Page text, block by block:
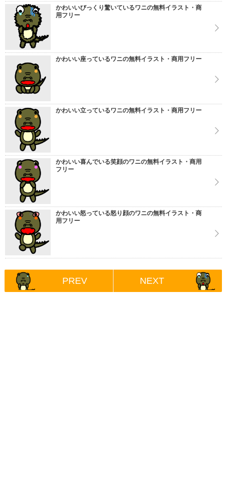
かわいいびっくり驚いているワニの無料イラスト・商
用フリー
かわいい座っているワニの無料イラスト・商用フリー
かわいい立っているワニの無料イラスト・商用フリー
かわいい喜んでいる笑顔のワニの無料イラスト・商用
フリー
かわいい怒っている怒り顔のワニの無料イラスト・商
用フリー
PREV NEXT